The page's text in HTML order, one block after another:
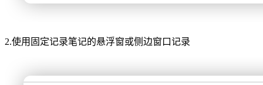
2.使用固定记录笔记的悬浮窗或侧边窗口记录